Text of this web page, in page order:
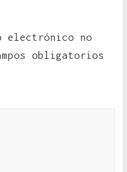
electrónico no
obligatorios